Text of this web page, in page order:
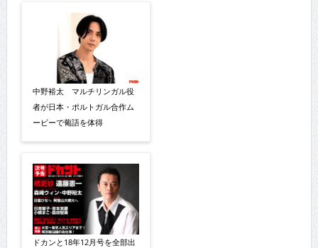
中野裕太 マルチリンガル役
者が日本・ポルトガル合作ム
ービーで葡語を体得
ドカンと18年12月号を全部出